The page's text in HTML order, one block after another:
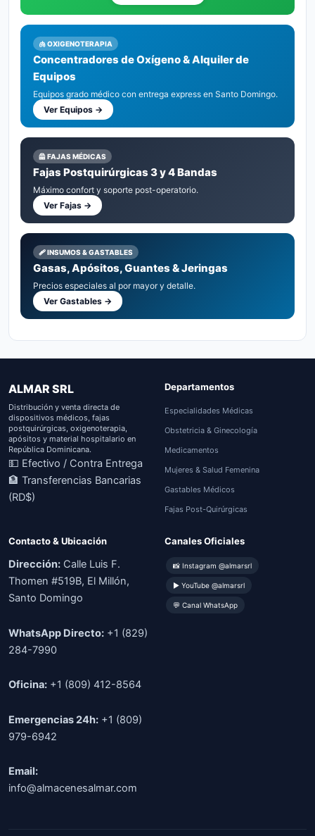
🫁 OXIGENOTERAPIA
Concentradores de Oxígeno & Alquiler de
Equipos
Equipos grado médico con entrega express en Santo Domingo.
Ver Equipos →
🦺 FAJAS MÉDICAS
Fajas Postquirúrgicas 3 y 4 Bandas
Máximo confort y soporte post-operatorio.
Ver Fajas →
🩹 INSUMOS & GASTABLES
Gasas, Apósitos, Guantes & Jeringas
Precios especiales al por mayor y detalle.
Ver Gastables →
ALMAR SRL
Distribución y venta directa de
dispositivos médicos, fajas
postquirúrgicas, oxigenoterapia,
apósitos y material hospitalario en
República Dominicana.
💵 Efectivo / Contra Entrega
🏦 Transferencias Bancarias
(RD$)
Departamentos
Especialidades Médicas
Obstetricia & Ginecología
Medicamentos
Mujeres & Salud Femenina
Gastables Médicos
Fajas Post-Quirúrgicas
Contacto & Ubicación
Dirección: Calle Luis F.
Thomen #519B, El Millón,
Santo Domingo
WhatsApp Directo: +1 (829)
284-7990
Oficina: +1 (809) 412-8564
Emergencias 24h: +1 (809)
979-6942
Email:
info@almacenesalmar.com
Canales Oficiales
📸 Instagram @almarsrl
▶ YouTube @almarsrl
💬 Canal WhatsApp